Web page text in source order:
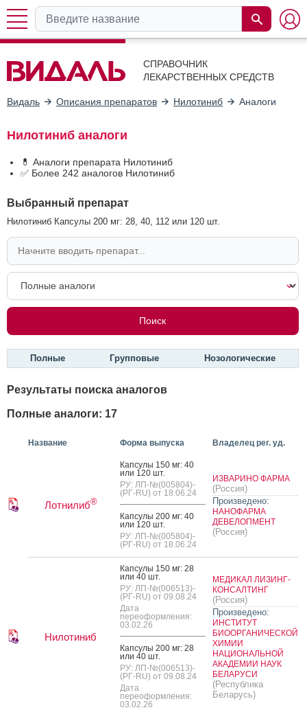
СПРАВОЧНИК
ЛЕКАРСТВЕННЫХ СРЕДСТВ
Видаль Описания препаратов Нилотиниб Аналоги
Нилотиниб аналоги
💊 Аналоги препарата Нилотиниб
✅ Более 242 аналогов Нилотиниб
Выбранный препарат
Нилотиниб Капсулы 200 мг: 28, 40, 112 или 120 шт.
Полные Групповые Нозологические
Результаты поиска аналогов
Полные аналоги: 17
Название Форма выпуска Владелец рег. уд.
Лотнилиб®
Кап­су­лы 150 мг: 40
или 120 шт.
РУ: ЛП-№(005804)-
(РГ-RU) от 18.06.24
Кап­су­лы 200 мг: 40
или 120 шт.
РУ: ЛП-№(005804)-
(РГ-RU) от 18.06.24
ИЗВАРИНО ФАРМА
(Россия)
Произведено:
НАНОФАРМА
ДЕВЕЛОПМЕНТ
(Россия)
Нилотиниб
Кап­су­лы 150 мг: 28
или 40 шт.
РУ: ЛП-№(006513)-
(РГ-RU) от 09.08.24
Дата
переоформления:
03.02.26
Кап­су­лы 200 мг: 28
или 40 шт.
РУ: ЛП-№(006513)-
(РГ-RU) от 09.08.24
Дата
переоформления:
03.02.26
МЕДИКАЛ ЛИЗИНГ-
КОНСАЛТИНГ
(Россия)
Произведено:
ИНСТИТУТ
БИООРГАНИЧЕСКОЙ
ХИМИИ
НАЦИОНАЛЬНОЙ
АКАДЕМИИ НАУК
БЕЛАРУСИ
(Республика
Беларусь)